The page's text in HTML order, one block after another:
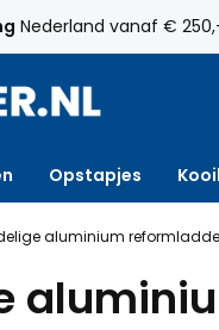
Nederland vanaf €
Opstapjes
aluminium